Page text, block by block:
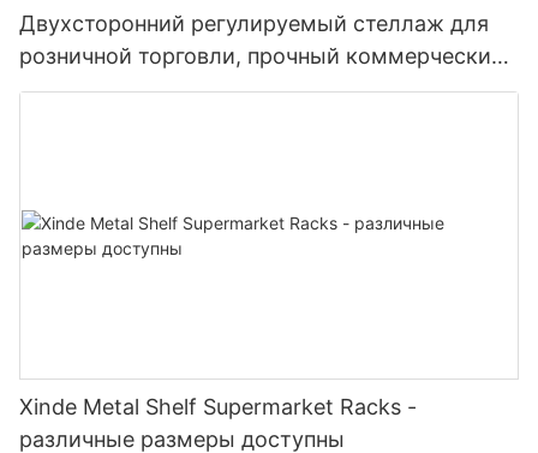
Двухсторонний регулируемый стеллаж для
розничной торговли, прочный коммерческий
стеллаж для магазинов шаговой доступности,
Xinde Metal Shelf Supermarket Racks -
различные размеры доступны